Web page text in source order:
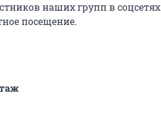
наших групп в соцсетях
посещение.